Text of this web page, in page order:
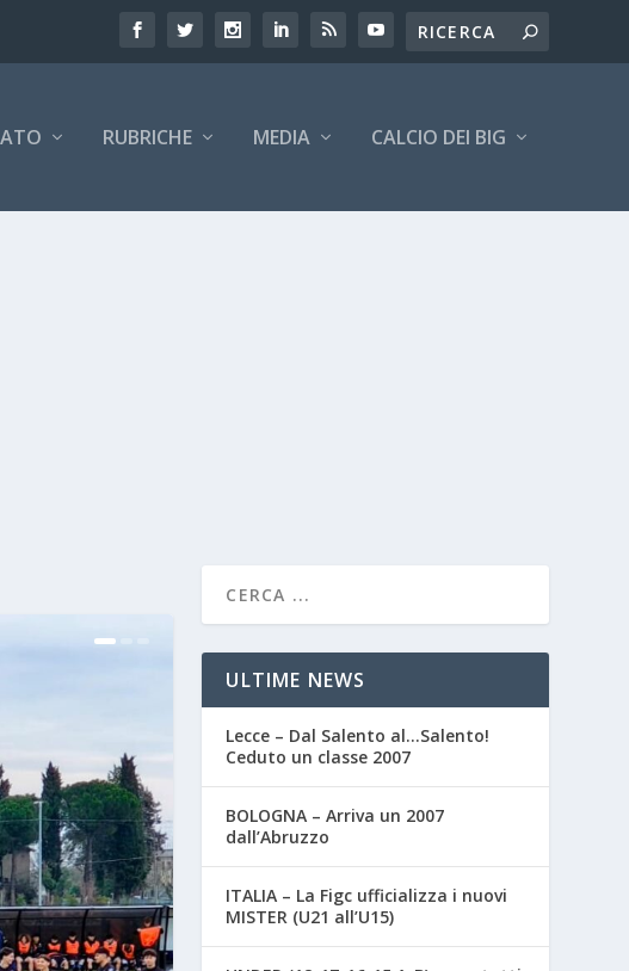
RUBRICHE MEDIA CALCIO DEI BIG
ULTIME NEWS
Lecce – Dal Salento al…Salento!
Ceduto un classe 2007
BOLOGNA – Arriva un 2007
dall’Abruzzo
ITALIA – La Figc ufficializza i nuovi
MISTER (U21 all’U15)